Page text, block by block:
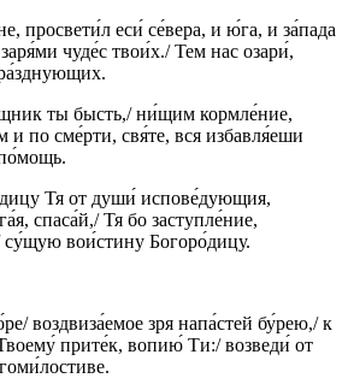
просвети́л еси́ се́вера, и ю́га, и за́пада
чуде́с твои́х./ Тем нас озари́,
ты бысть,/ ни́щим кормле́ние,
и по сме́рти, свя́те, вся избавля́еши
Тя от души́ испове́дующия,
спаса́й,/ Тя бо заступле́ние,
вои́стину Богоро́дицу.
воздвиза́емое зря напа́стей бу́рею,/ к
прите́к, вопию́ Ти:/ возведи́ от